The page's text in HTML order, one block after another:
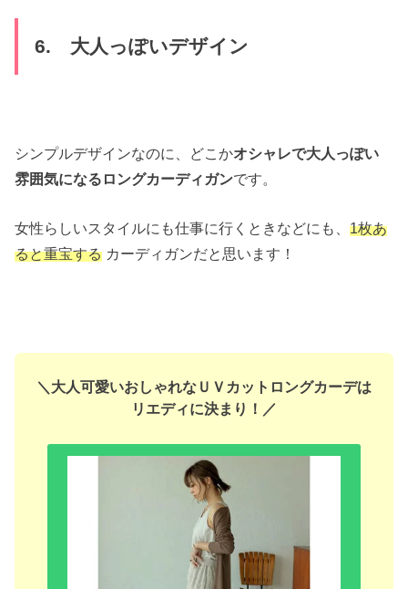
6. 大人っぽいデザイン
シンプルデザインなのに、どこかオシャレで大人っぽい
雰囲気になるロングカーディガンです。
女性らしいスタイルにも仕事に行くときなどにも、1枚あ
ると重宝する カーディガンだと思います！
＼大人可愛いおしゃれなＵＶカットロングカーデは
リエディに決まり！／